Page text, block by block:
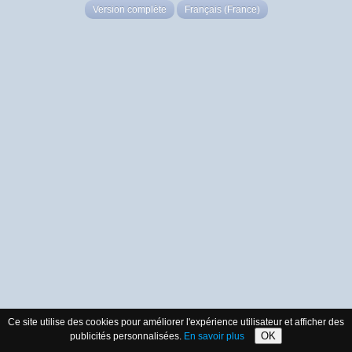
Version complète Français (France)
Ce site utilise des cookies pour améliorer l'expérience utilisateur et afficher des
publicités personnalisées. En savoir plus OK